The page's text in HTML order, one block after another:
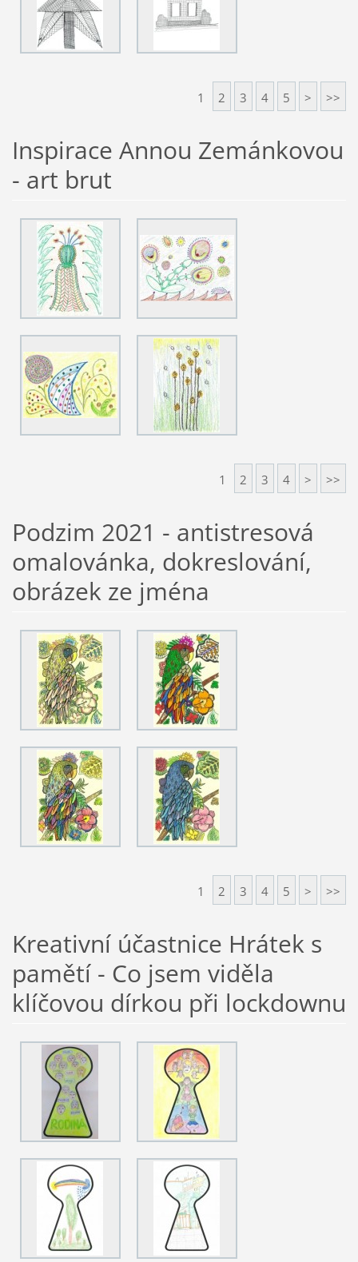
1 2 3 4 5 > >>
Inspirace Annou Zemánkovou
- art brut
1 2 3 4 > >>
Podzim 2021 - antistresová
omalovánka, dokreslování,
obrázek ze jména
1 2 3 4 5 > >>
Kreativní účastnice Hrátek s
pamětí - Co jsem viděla
klíčovou dírkou při lockdownu